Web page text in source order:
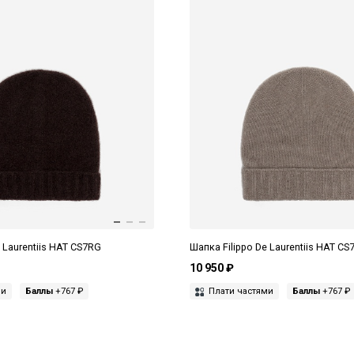
HAT CS7RG
Баллы +767 ₽
Шапка Filippo De Laurentiis HAT
10 950 ₽
Плати частями Баллы +767 ₽